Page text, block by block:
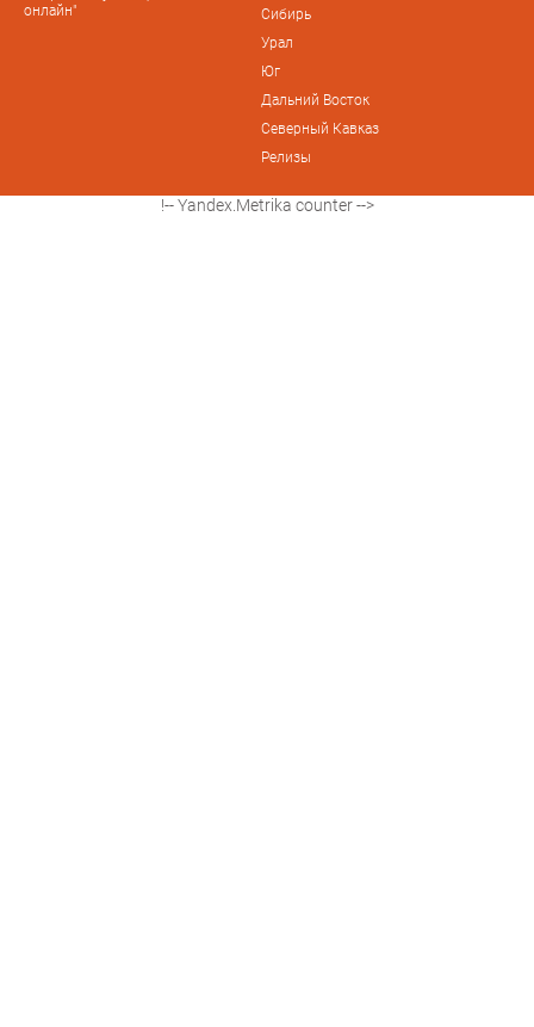
онлайн"
Сибирь
Урал
Юг
Дальний Восток
Северный Кавказ
Релизы
!-- Yandex.Metrika counter -->